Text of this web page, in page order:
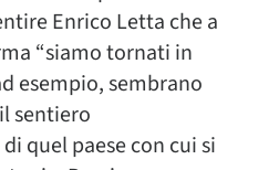
Enrico Letta che a
“siamo tornati in
esempio, sembrano
sentiero
quel paese con cui si